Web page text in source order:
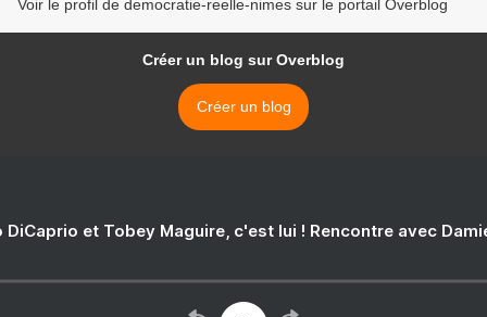
Voir le profil de democratie-reelle-nimes sur le portail Overblog
Créer un blog sur Overblog
Créer un blog
DiCaprio et Tobey Maguire, c'est lui ! Rencontre avec